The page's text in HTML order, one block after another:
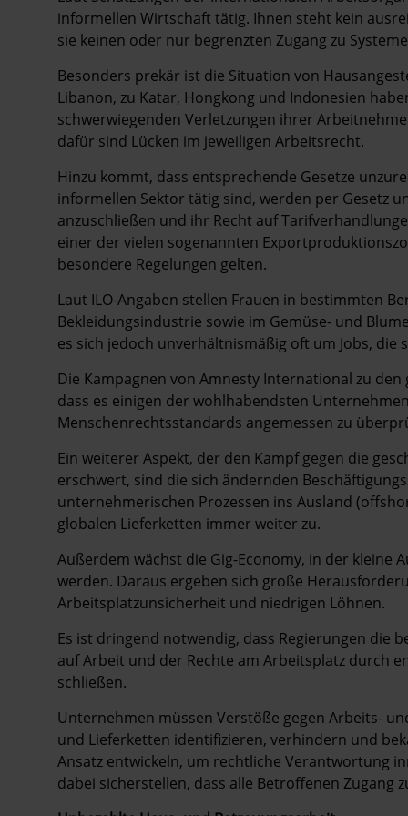
informellen Wirtschaft tätig. Ihnen steht kein
sie keinen oder nur begrenzten Zugang zu
Besonders prekär ist die Situation von
Libanon, zu Katar, Hongkong und Indonesien
schwerwiegenden Verletzungen ihrer
dafür sind Lücken im jeweiligen Arbeitsrecht.
Hinzu kommt, dass entsprechende Gesetze
informellen Sektor tätig sind, werden per Gesetz
anzuschließen und ihr Recht auf
einer der vielen sogenannten
besondere Regelungen gelten.
Laut ILO-Angaben stellen Frauen in bestimmten
Bekleidungsindustrie sowie im Gemüse- und
es sich jedoch unverhältnismäßig oft um Jobs, die
Die Kampagnen von Amnesty International zu
dass es einigen der wohlhabendsten
Menschenrechtsstandards angemessen zu
Ein weiterer Aspekt, der den Kampf gegen die
erschwert, sind die sich ändernden
unternehmerischen Prozessen ins Ausland
globalen Lieferketten immer weiter zu.
Außerdem wächst die Gig-Economy, in der kleine
werden. Daraus ergeben sich große
Arbeitsplatzunsicherheit und niedrigen Löhnen.
Es ist dringend notwendig, dass Regierungen die
auf Arbeit und der Rechte am Arbeitsplatz durch
schließen.
Unternehmen müssen Verstöße gegen Arbeits-
und Lieferketten identifizieren, verhindern und
Ansatz entwickeln, um rechtliche Verantwortung
dabei sicherstellen, dass alle Betroffenen Zugang